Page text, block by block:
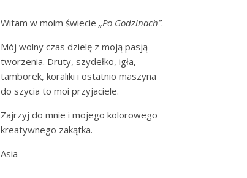
Witam w moim świecie „Po Godzinach”.
Mój wolny czas dzielę z moją pasją
tworzenia. Druty, szydełko, igła,
tamborek, koraliki i ostatnio maszyna
do szycia to moi przyjaciele.
Zajrzyj do mnie i mojego kolorowego
kreatywnego zakątka.
Asia